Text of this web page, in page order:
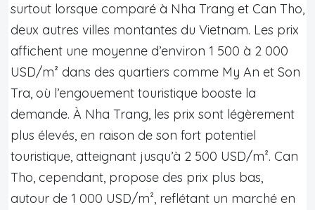
surtout lorsque comparé à Nha Trang et Can Tho,
deux autres villes montantes du Vietnam. Les prix
affichent une moyenne d’environ 1 500 à 2 000
USD/m² dans des quartiers comme My An et Son
Tra, où l’engouement touristique booste la
demande. À Nha Trang, les prix sont légèrement
plus élevés, en raison de son fort potentiel
touristique, atteignant jusqu’à 2 500 USD/m². Can
Tho, cependant, propose des prix plus bas,
autour de 1 000 USD/m², reflétant un marché en